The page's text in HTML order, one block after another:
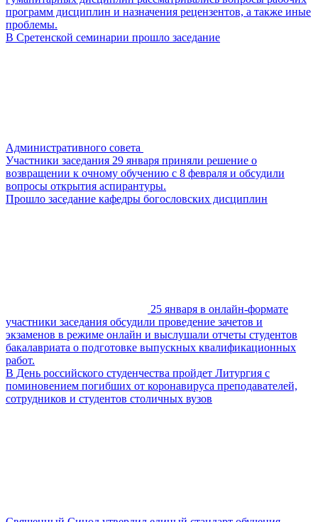
программ дисциплин и назначения рецензентов, а также иные
проблемы.
В Сретенской семинарии прошло заседание
Административного совета
Участники заседания 29 января приняли решение о
возвращении к очному обучению с 8 февраля и обсудили
вопросы открытия аспирантуры.
Прошло заседание кафедры богословских дисциплин
25 января в онлайн-формате
участники заседания обсудили проведение зачетов и
экзаменов в режиме онлайн и выслушали отчеты студентов
бакалавриата о подготовке выпускных квалификационных
работ.
В День российского студенчества пройдет Литургия с
поминовением погибших от коронавируса преподавателей,
сотрудников и студентов столичных вузов